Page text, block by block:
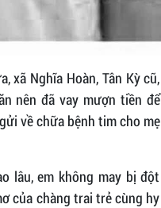
xã Nghĩa Hoàn, Tân Kỳ cũ,
nên đã vay mượn tiền để
về chữa bệnh tim cho mẹ
lâu, em không may bị đột
của chàng trai trẻ cùng hy